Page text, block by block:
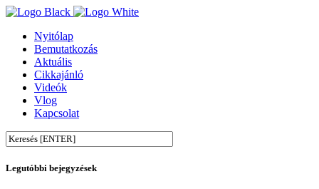
Nyitólap
Bemutatkozás
Aktuális
Cikkajánló
Videók
Vlog
Kapcsolat
Legutóbbi bejegyzések